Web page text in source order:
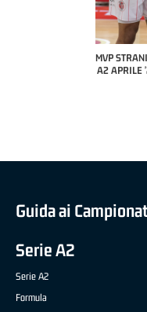
STRANIERO "FRATELLI BERETTA"
'26 - STACY DAVIS (SELLA
Guida ai
Serie A2
Serie A2
Formula